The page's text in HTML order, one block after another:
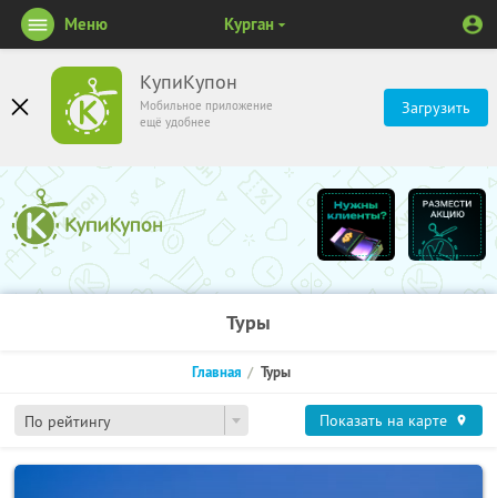
КупиКупон
Мобильное приложение
ещё удобнее
Загрузить
Меню Курган
Туры
По рейтингу
Главная Туры
Показать на карте